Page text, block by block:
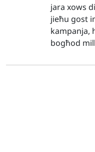
jara xows
jieħu gost
kampanja,
bogħod